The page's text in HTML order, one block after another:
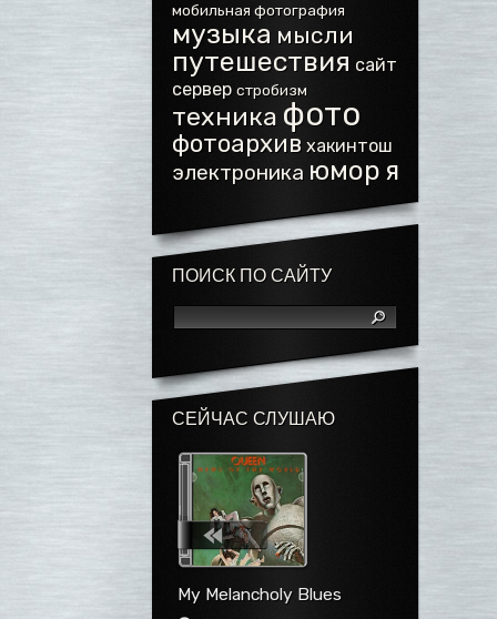
мобильная фотография
музыка мысли
путешествия сайт
сервер стробизм
техника фото
фотоархив хакинтош
электроника юмор я
ПОИСК ПО САЙТУ
СЕЙЧАС СЛУШАЮ
My Melancholy Blues